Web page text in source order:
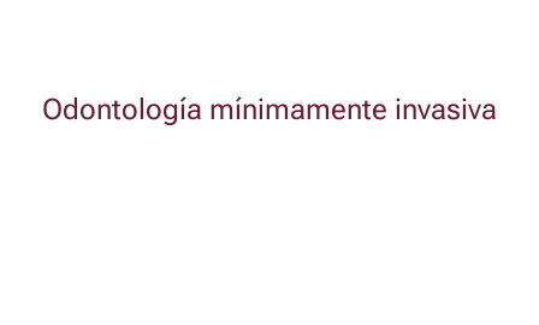
Odontología mínimamente invasiva